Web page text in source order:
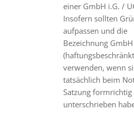
einer GmbH i.G. /
Insofern sollten
aufpassen und die
Bezeichnung
verwenden, wenn
tatsächlich beim
Satzung formrichtig
unterschrieben